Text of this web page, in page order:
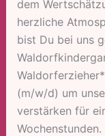
dem
herzliche
bist Du bei uns
(m/w/d) um
verstärken für